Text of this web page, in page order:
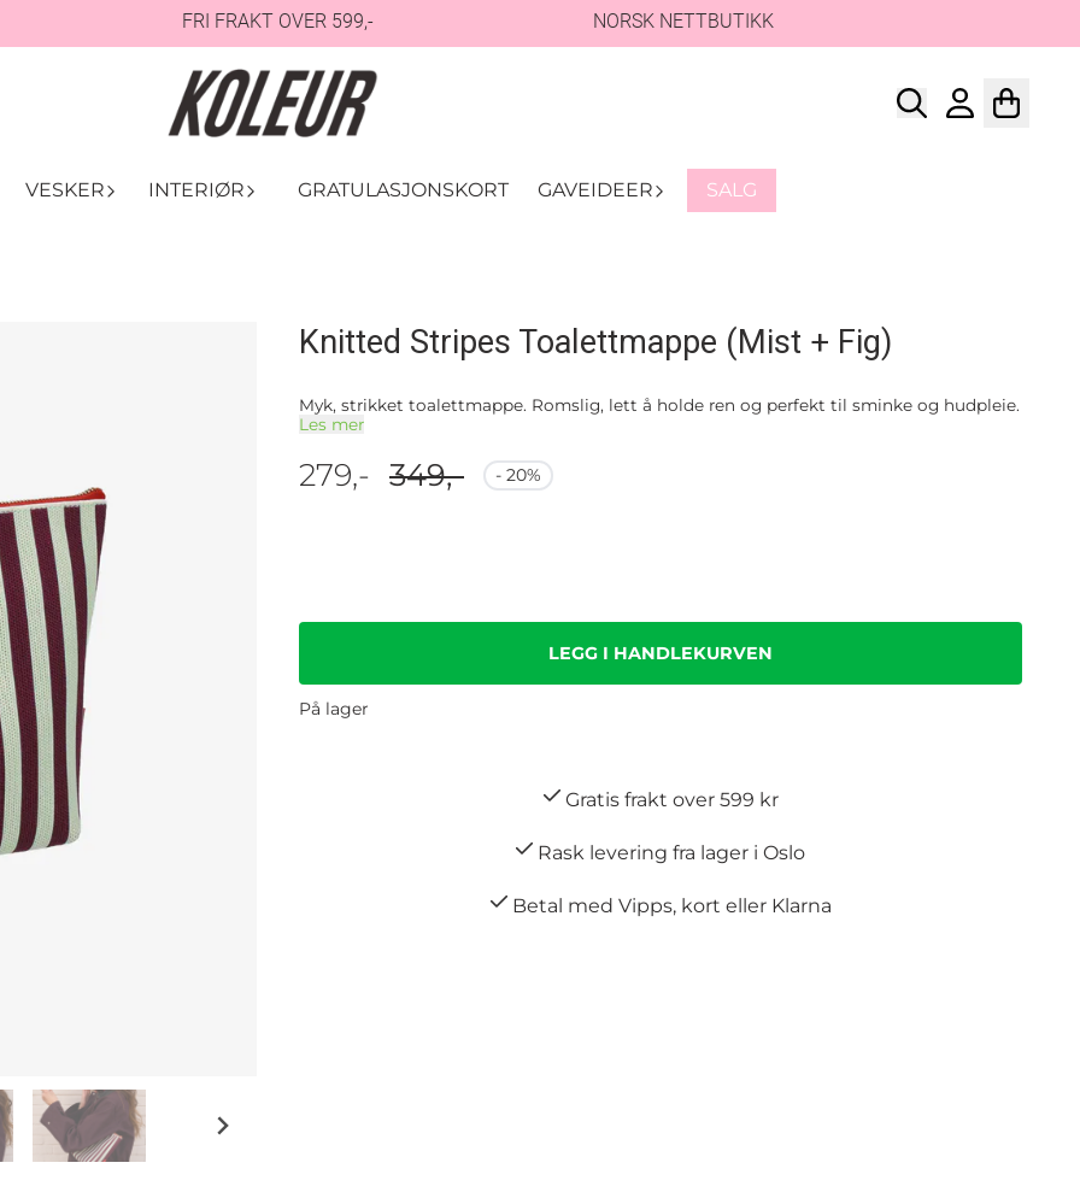
FRI FRAKT OVER 599,- NORSK NETTBUTIKK
VESKER INTERIØR GRATULASJONSKORT GAVEIDEER SALG
Knitted Stripes Toalettmappe (Mist + Fig)
Myk, strikket toalettmappe. Romslig, lett å holde ren og perfekt til sminke og hudpleie.
Les mer
279,- 349,- - 20%
På lager
Gratis frakt over 599 kr
Rask levering fra lager i Oslo
Betal med Vipps, kort eller Klarna